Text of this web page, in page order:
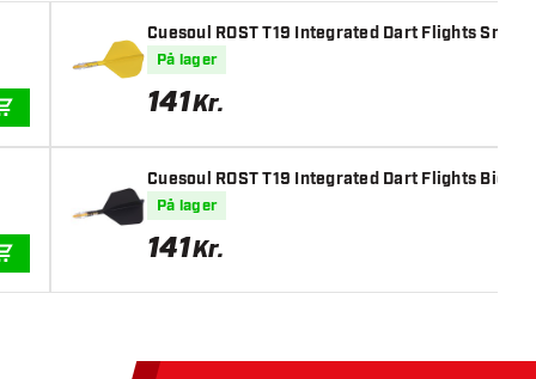
Cuesoul ROST T19 Integrated Dart Flights
På lager
141Kr.
Cuesoul ROST T19 Integrated Dart Flights Big
På lager
141Kr.